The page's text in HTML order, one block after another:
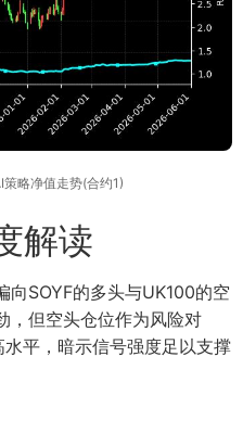
略净值走势(合约1)
解读
向SOYF的多头与UK100的空
，但空头仓位作为风险对
平，暗示信号强度足以支撑